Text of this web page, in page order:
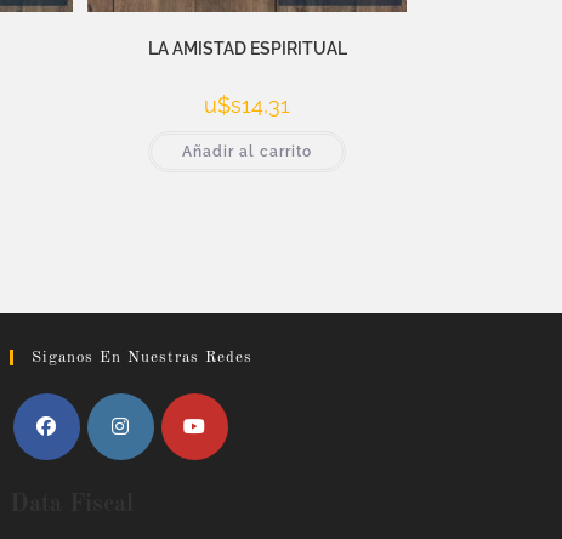
LA AMISTAD ESPIRITUAL
u$s14,31
Añadir al carrito
Siganos En Nuestras Redes